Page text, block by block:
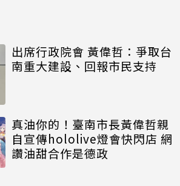
出席行政院會 黃偉哲：爭取台
南重大建設、回報市民支持
真油你的！臺南市長黃偉哲親
自宣傳hololive燈會快閃店 網
讚油甜合作是德政